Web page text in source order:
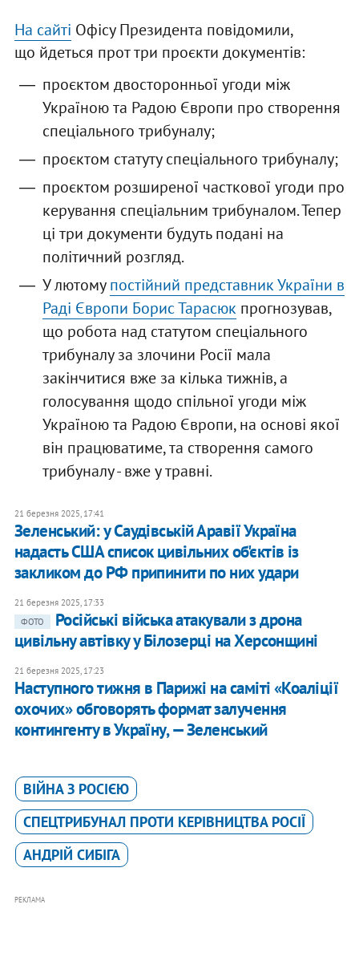
На сайті Офісу Президента повідомили,
що йдеться прот три проєкти документів:
проєктом двосторонньої угоди між
Україною та Радою Європи про створення
cпеціального трибуналу;
проєктом статуту cпеціального трибуналу;
проєктом розширеної часткової угоди про
керування спеціальним трибуналом. Тепер
ці три документи будуть подані на
політичний розгляд.
У лютомупостійний представник України в
Раді Європи Борис Тарасюк прогнозував,
що робота над статутом спеціального
трибуналу за злочини Росії мала
закінчитися вже за кілька тижнів, а
голосування щодо спільної угоди між
Україною та Радою Європи, на основі якої
він працюватиме, та створення самого
трибуналу - вже у травні.
21 березня 2025, 17:41
Зеленський: у Саудівській Аравії Україна
надасть США список цивільних об'єктів із
закликом до РФ припинити по них удари
21 березня 2025, 17:33
ФОТО
Російські війська атакували з дрона
цивільну автівку у Білозерці на Херсонщині
21 березня 2025, 17:23
​Наступного тижня в Парижі на саміті «Коаліції
охочих» обговорять формат залучення
контингенту в Україну, — Зеленський
ВІЙНА З РОСІЄЮ
СПЕЦТРИБУНАЛ ПРОТИ КЕРІВНИЦТВА РОСІЇ
АНДРІЙ СИБІГА
РЕКЛАМА